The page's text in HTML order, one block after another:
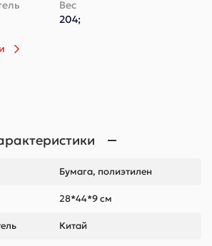
Вес
204;
Бумага, полиэтилен
28*44*9 см
Китай